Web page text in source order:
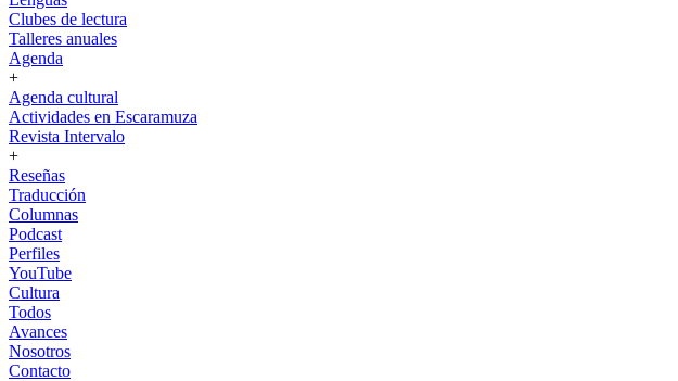
Clubes de lectura
Talleres anuales
Agenda
+
Agenda cultural
Actividades en Escaramuza
Revista Intervalo
+
Reseñas
Traducción
Columnas
Podcast
Perfiles
YouTube
Cultura
Todos
Avances
Nosotros
Contacto